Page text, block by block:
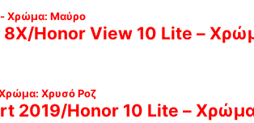
Honor View 10 Lite –
2019/Honor 10 Lite –